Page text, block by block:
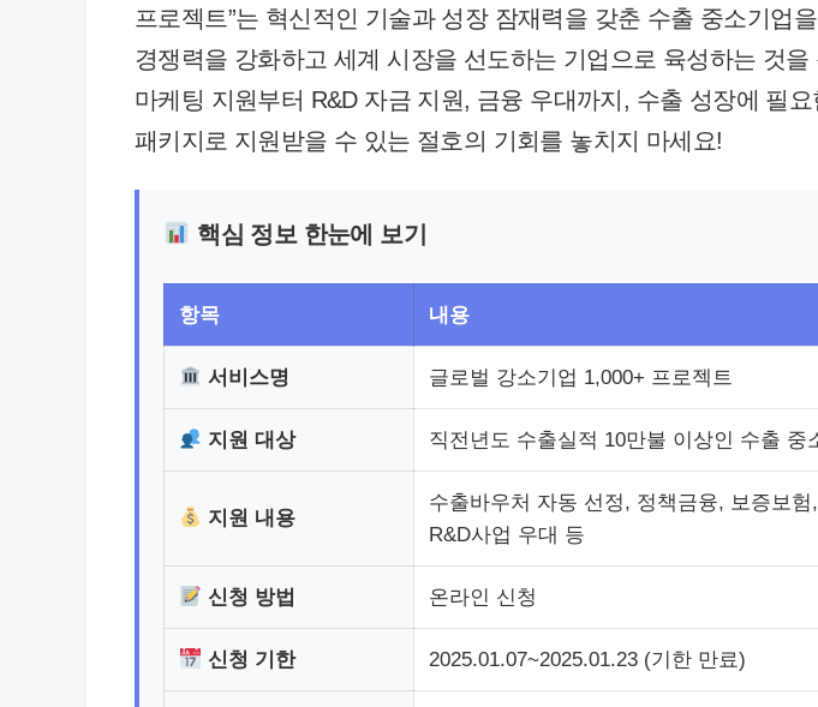
프로젝트”는 혁신적인 기술과 성장 잠재력을 갖춘 수출 중소기업
경쟁력을 강화하고 세계 시장을 선도하는 기업으로 육성하는 것을
마케팅 지원부터 R&D 자금 지원, 금융 우대까지, 수출 성장에 필
패키지로 지원받을 수 있는 절호의 기회를 놓치지 마세요!
핵심 정보 한눈에 보기
항목 내용
서비스명 글로벌 강소기업 1,000+ 프로젝트
지원 대상 직전년도 수출실적 10만불 이상인 수출 중
지원 내용
수출바우처 자동 선정, 정책금융, 보증보
R&D사업 우대 등
신청 방법 온라인 신청
신청 기한 2025.01.07~2025.01.23 (기한 만료)